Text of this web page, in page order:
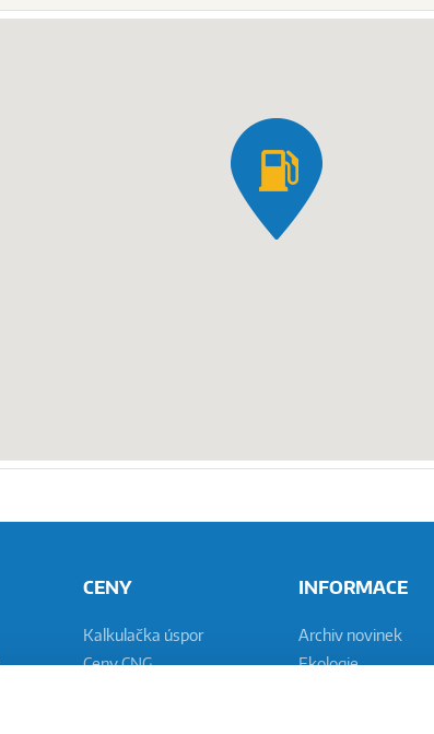
CENY
Kalkulačka úspor
Ceny CNG
INFORMACE
Archiv novinek
Ekologie